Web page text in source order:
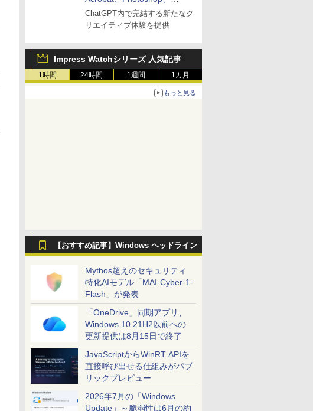
Premiereなどの機能を1つの
プラグインに統合
ChatGPT内で完結する新たなク
リエイティブ体験を提供
Impress Watchシリーズ 人気記事
1時間 24時間 1週間 1カ月
もっと見る
【おすすめ記事】Windows ヘッドライン
Mythos超えのセキュリティ
特化AIモデル「MAI-Cyber-1-
Flash」が発表
「OneDrive」同期アプリ、
Windows 10 21H2以前への
更新提供は8月15日で終了
JavaScriptからWinRT APIを
直接呼び出せる仕組みがパブ
リックプレビュー
2026年7月の「Windows
Update」～脆弱性は6月の約